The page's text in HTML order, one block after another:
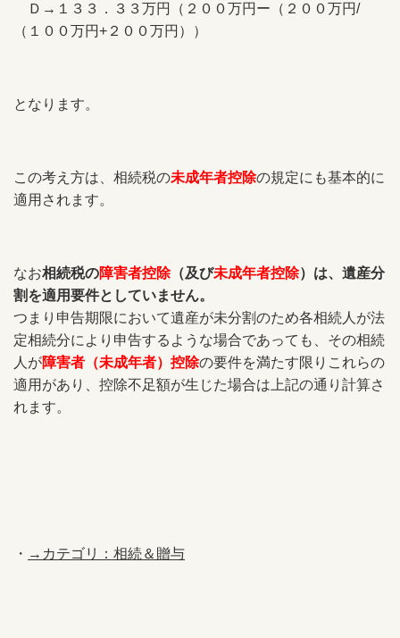
Ｄ→１３３．３３万円（２００万円ー（２００万円/
（１００万円+２００万円））
となります。
この考え方は、相続税の未成年者控除の規定にも基本的に
適用されます。
なお相続税の障害者控除（及び未成年者控除）は、遺産分
割を適用要件としていません。
つまり申告期限において遺産が未分割のため各相続人が法
定相続分により申告するような場合であっても、その相続
人が障害者（未成年者）控除の要件を満たす限りこれらの
適用があり、控除不足額が生じた場合は上記の通り計算さ
れます。
・ →カテゴリ：相続＆贈与